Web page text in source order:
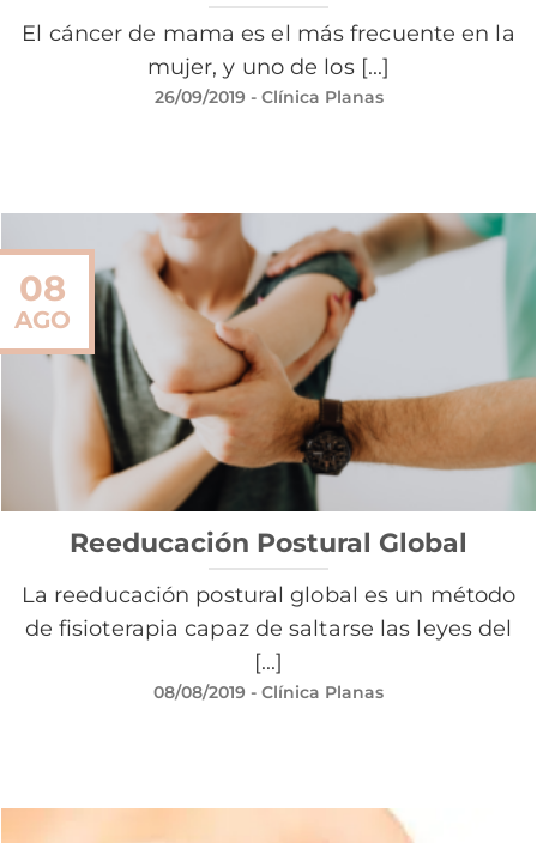
El cáncer de mama es el más frecuente en la
mujer, y uno de los [...]
26/09/2019 - Clínica Planas
Reeducación Postural Global
La reeducación postural global es un método
de fisioterapia capaz de saltarse las leyes del
[...]
08/08/2019 - Clínica Planas
08
AGO